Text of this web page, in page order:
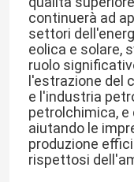
Su di noi
Visita alla
Controllo della
continuerà ad
settori
eolica e solare,
ruolo
l'estrazione del
e l'industria
petrolchimica, e
aiutando le
produzione
rispettosi